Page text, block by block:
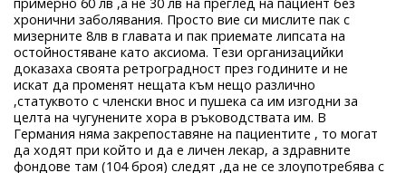
хронични заболявания. Просто вие си мислите пак с
мизерните 8лв в главата и пак приемате липсата на
остойностяване като аксиома. Тези организацийки
доказаха своята ретроградност през годините и не
искат да променят нещата към нещо различно
,статуквото с членски внос и пушека са им изгодни за
целта на чугунените хора в ръководствата им. В
Германия няма закрепоставяне на пациентите , то могат
да ходят при който и да е личен лекар, а здравните
фондове там (104 броя) следят ,да не се злоупотребява с